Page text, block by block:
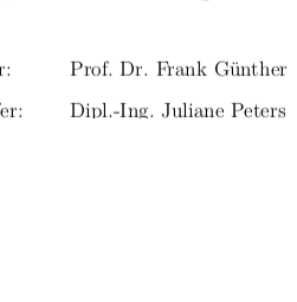
Prof. Dr. Frank Günther
Dipl.-Ing. Juliane Peters